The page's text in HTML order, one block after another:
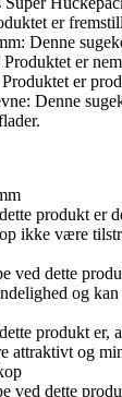
er
Denne
Produktet er
er
Denne
produkt er
ikke være
ved dette
og
produkt er,
attraktivt og
ved dette